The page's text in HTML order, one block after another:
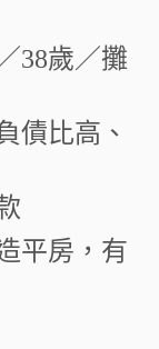
38歲／攤
債比高、
平房，有